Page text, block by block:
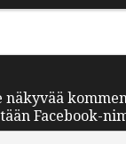
Facebook-